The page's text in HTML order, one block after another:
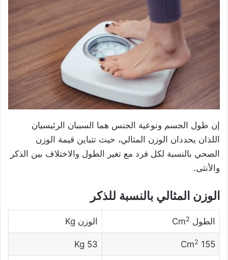
إن طول الجسم ونوعية الجنس هما السببان الرئيسيان
اللذان يحددان الوزن المثالي، حيث تتباين قيمة الوزن
الصحي بالنسبة لكل فرد مع تغير الطول والاختلاف بين الذكر
والأنثى.
الوزن المثالي بالنسبة للذكر
الطول Cm 2 الوزن Kg
155 Cm
2
53 Kg